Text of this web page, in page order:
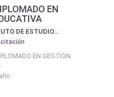
EN
IDEPS - INSTITUTO DE ESTUDIOS PSICOSOCIALES
EN GESTION